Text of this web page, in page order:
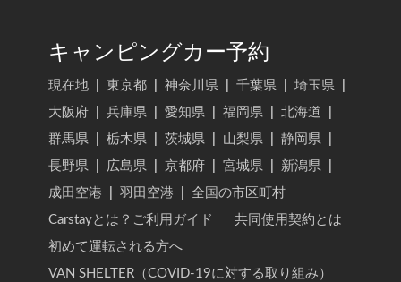
キャンピングカー予約
現在地 東京都 神奈川県 千葉県 埼玉県
大阪府
兵庫県 愛知県 福岡県 北海道
群馬県
栃木県 茨城県 山梨県 静岡県
長野県
広島県 京都府 宮城県 新潟県
成田空港
羽田空港
全国の市区町村
Carstayとは？ご利用ガイド
共同使用契約とは
初めて運転される方へ
VAN SHELTER（COVID-19に対する取り組み）